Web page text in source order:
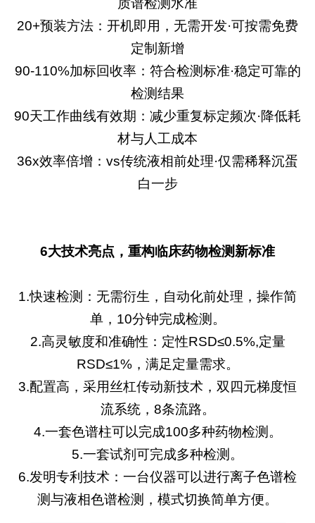
质谱检测水准
20+预装方法：开机即用，无需开发·可按需免费
定制新增
90-110%加标回收率：符合检测标准·稳定可靠的
检测结果
90天工作曲线有效期：减少重复标定频次·降低耗
材与人工成本
36x效率倍增：vs传统液相前处理·仅需稀释沉蛋
白一步
6大技术亮点，重构临床药物检测新标准
1.快速检测：无需衍生，自动化前处理，操作简
单，10分钟完成检测。
2.高灵敏度和准确性：定性RSD≤0.5%,定量
RSD≤1%，满足定量需求。
3.配置高，采用丝杠传动新技术，双四元梯度恒
流系统，8条流路。
4.一套色谱柱可以完成100多种药物检测。
5.一套试剂可完成多种检测。
6.发明专利技术：一台仪器可以进行离子色谱检
测与液相色谱检测，模式切换简单方便。